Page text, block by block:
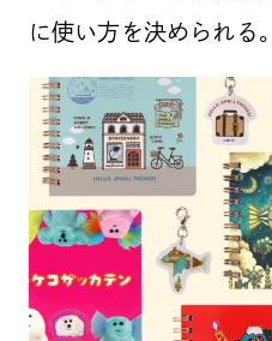
に使い方を決められる。